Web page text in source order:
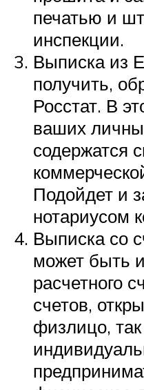
печатью и
инспекции.
Выписка из
получить,
Росстат. В
ваших
содержатся
Подойдет и
нотариусом
Выписка со
может быть
расчетного
счетов,
физлицо, так